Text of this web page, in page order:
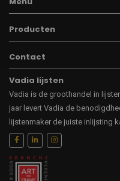
Producten
Contact
Vadia lijsten
Vadia is de groothandel in
jaar levert Vadia de
lijstenmaker de juiste inlijsting